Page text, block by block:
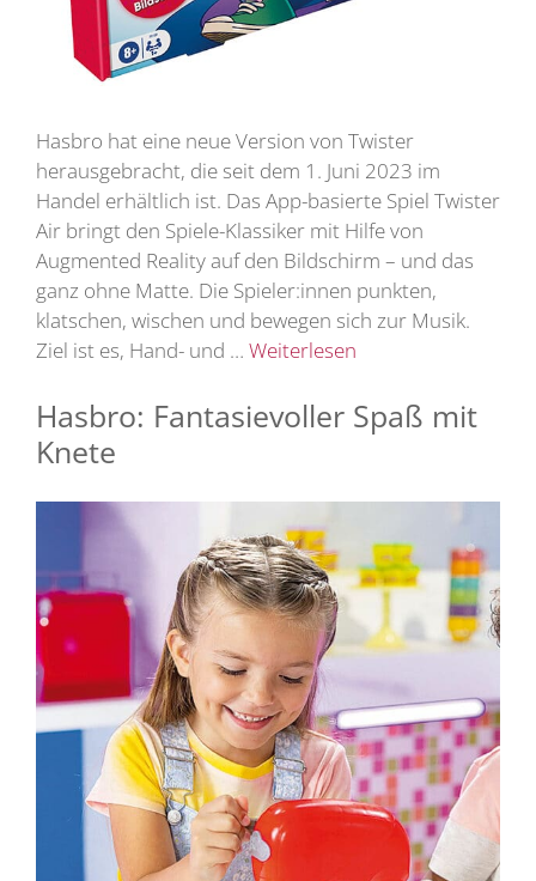
Hasbro hat eine neue Version von Twister
herausgebracht, die seit dem 1. Juni 2023 im
Handel erhältlich ist. Das App-basierte Spiel Twister
Air bringt den Spiele-Klassiker mit Hilfe von
Augmented Reality auf den Bildschirm – und das
ganz ohne Matte. Die Spieler:innen punkten,
klatschen, wischen und bewegen sich zur Musik.
Ziel ist es, Hand- und … Weiterlesen
Hasbro: Fantasievoller Spaß mit
Knete